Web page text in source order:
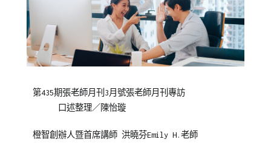
Posted
03-
Posted
老
Tagged
專
第435期張老師月刊3月號張老師月刊專訪
口述整理／陳怡璇
橙智創辦人暨首席講師 洪曉芬Emily H.老師